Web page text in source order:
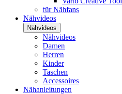
für Nähfans
Nähvideos
Nähvideos
Nähvideos
Damen
Herren
Kinder
Taschen
Accessoires
Nähanleitungen